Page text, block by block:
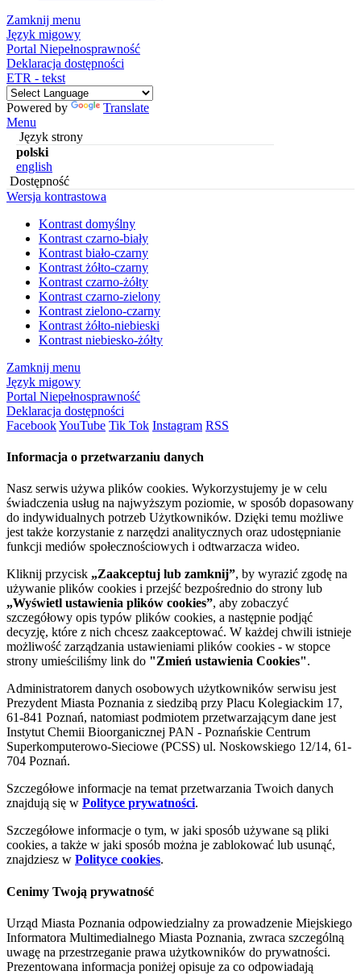
Zamknij menu
Język migowy
Portal Niepełnosprawność
Deklaracja dostępności
ETR - tekst
Powered by
Translate
Menu
Język strony
polski
english
Dostępność
Wersja kontrastowa
Kontrast domyślny
Kontrast czarno-biały
Kontrast biało-czarny
Kontrast żółto-czarny
Kontrast czarno-żółty
Kontrast czarno-zielony
Kontrast zielono-czarny
Kontrast żółto-niebieski
Kontrast niebiesko-żółty
Zamknij menu
Język migowy
Portal Niepełnosprawność
Deklaracja dostępności
FacebookYouTube Tik Tok Instagram RSS
Informacja o przetwarzaniu danych
Nasz serwis używa plików cookies. Wykorzystujemy je w celu
świadczenia usług na najwyższym poziomie, w sposób dopasowany
do indywidualnych potrzeb Użytkowników. Dzięki temu możliwe
jest także korzystanie z narzędzi analitycznych oraz udostępnianie
funkcji mediów społecznościowych i odtwarzacza wideo.
Kliknij przycisk „Zaakceptuj lub zamknij”, by wyrazić zgodę na
używanie plików cookies i przejść bezpośrednio do strony lub
„Wyświetl ustawienia plików cookies”, aby zobaczyć
szczegółowy opis typów plików cookies, a następnie podjąć
decyzję, które z nich chcesz zaakceptować. W każdej chwili istnieje
możliwość zarządzania ustawieniami plików cookies - w stopce
strony umieściliśmy link do "Zmień ustawienia Cookies".
Administratorem danych osobowych użytkowników serwisu jest
Prezydent Miasta Poznania z siedzibą przy Placu Kolegiackim 17,
61-841 Poznań, natomiast podmiotem przetwarzającym dane jest
Instytut Chemii Bioorganicznej PAN - Poznańskie Centrum
Superkomputerowo-Sieciowe (PCSS) ul. Noskowskiego 12/14, 61-
704 Poznań.
Szczegółowe informacje na temat przetwarzania Twoich danych
znajdują się w Polityce prywatności.
Szczegółowe informacje o tym, w jaki sposób używane są pliki
cookies, a także w jaki sposób można je zablokować lub usunąć,
znajdziesz w Polityce cookies.
Cenimy Twoją prywatność
Urząd Miasta Poznania odpowiedzialny za prowadzenie Miejskiego
Informatora Multimedialnego Miasta Poznania, zwraca szczególną
uwagę na przestrzeganie prawa użytkowników do prywatności.
Prezentowana informacja poniżej opisuje za co odpowiadają